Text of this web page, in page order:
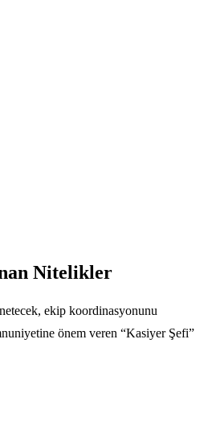
Nitelikler
ekip koordinasyonunu
önem veren “Kasiyer Şefi”